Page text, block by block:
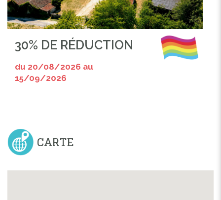
30% DE RÉDUCTION
du 20/08/2026 au
15/09/2026
CARTE